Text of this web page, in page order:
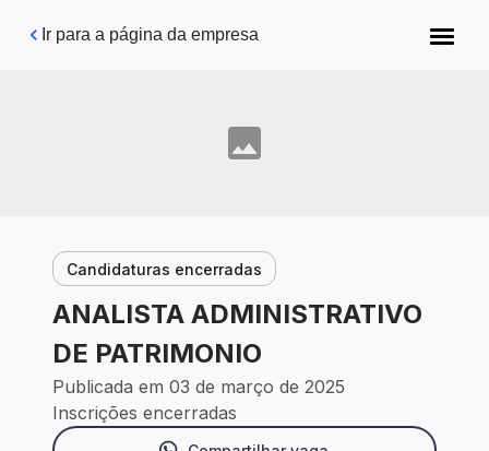
Pular para o conteúdo principal
Ir para a página da empresa
Candidaturas encerradas
ANALISTA ADMINISTRATIVO
DE PATRIMONIO
Publicada em 03 de março de 2025
Inscrições encerradas